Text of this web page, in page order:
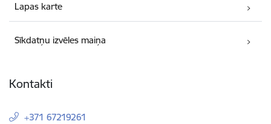
Lapas karte
Sīkdatņu izvēles maiņa
Kontakti
+371 67219261